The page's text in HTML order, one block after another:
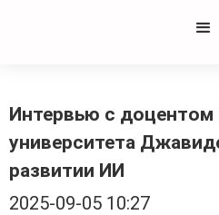
Интервью с доцентом
университета
развитии ИИ
2025-09-05 10:27